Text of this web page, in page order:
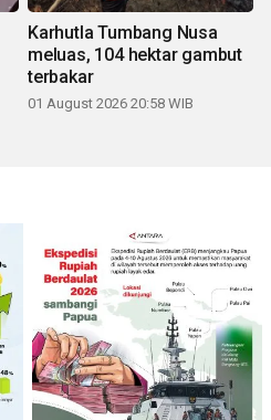
Karhutla Tumbang Nusa
meluas, 104 hektar gambut
terbakar
01 August 2026 20:58 WIB